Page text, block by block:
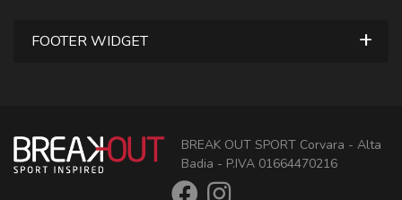
FOOTER WIDGET
BREAK OUT SPORT Corvara - Alta
Badia - P.IVA 01664470216